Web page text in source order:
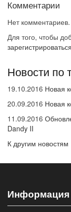
Комментарии
Нет комментариев.
Для того, чтобы
зарегистрироваться
Новости по
19.10.2016 Новая
20.09.2016 Новая
11.09.2016
Dandy II
К другим новостям
Информация